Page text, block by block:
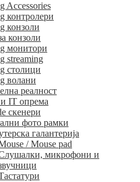
Accessories
контролери
конзоли
конзоли
монитори
streaming
столици
волани
реалност
IT опрема
скенери
фото рамки
галантерија
/ Mouse pad
микрофони и